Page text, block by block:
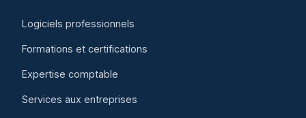
Logiciels professionnels
Formations et certifications
Expertise comptable
Services aux entreprises